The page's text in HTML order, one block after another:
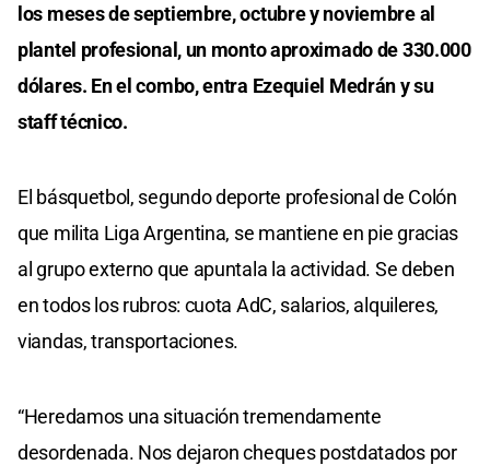
los meses de septiembre, octubre y noviembre al
plantel profesional, un monto aproximado de 330.000
dólares. En el combo, entra Ezequiel Medrán y su
staff técnico.
El básquetbol, segundo deporte profesional de Colón
que milita Liga Argentina, se mantiene en pie gracias
al grupo externo que apuntala la actividad. Se deben
en todos los rubros: cuota AdC, salarios, alquileres,
viandas, transportaciones.
“Heredamos una situación tremendamente
desordenada. Nos dejaron cheques postdatados por